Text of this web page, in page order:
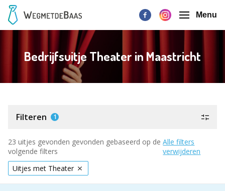
Menu
Bedrijfsuitje Theater in Maastricht
Filteren 1
23 uitjes gevonden gevonden gebaseerd op de
volgende filters
Alle filters
verwijderen
Uitjes met Theater